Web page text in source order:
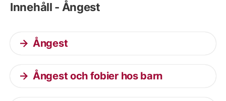
Innehåll - Ångest
Ångest
Ångest och fobier hos barn